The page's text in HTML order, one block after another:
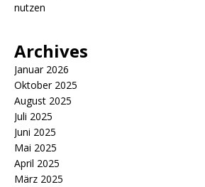
nutzen
Archives
Januar 2026
Oktober 2025
August 2025
Juli 2025
Juni 2025
Mai 2025
April 2025
März 2025